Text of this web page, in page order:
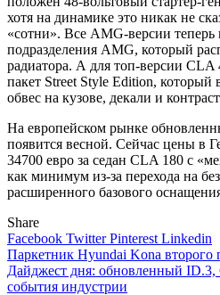
хотя на динамике это никак не
«сотни». Все AMG-версии
подразделения AMG, который
радиатора. А для топ-версии
пакет Street Style Edition,
обвес на кузове, декали и
На европейском рынке
появится весной. Сейчас цены в
34700 евро за седан CLA 180 с
как минимум из-за перехода на
расширенного базового
Share
Facebook TwitterPinterest Linkedin
Навигация
по
Паркетник Hyundai Kona второго
Дайджест дня: обновленный ID.3,
события индустрии